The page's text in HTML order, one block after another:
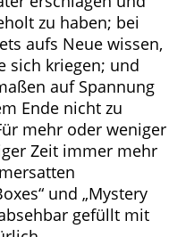
zu haben; bei
aufs Neue wissen,
sich kriegen; und
auf Spannung
Ende nicht zu
mehr oder weniger
Zeit immer mehr
und „Mystery
gefüllt mit